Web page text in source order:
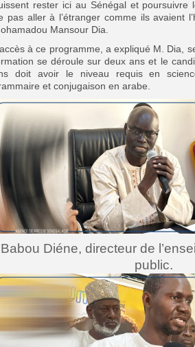
rester ici au Sénégal et poursuivre
pas aller à l’étranger comme ils avaient
Mansour Dia.
à ce programme, a expliqué M. Dia,
se déroule sur deux ans et le
doit avoir le niveau requis en
et conjugaison en arabe.
Babou Diéne, directeur de
public.